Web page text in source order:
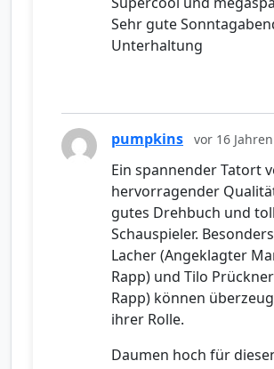
Sehr gute
Unterhaltung
pumpkins vor 16 Jahren
Ein spannender Tatort
hervorragender
gutes Drehbuch und
Schauspieler.
Lacher (Angeklagter
Rapp) und Tilo
Rapp) können
ihrer Rolle.
Daumen hoch für